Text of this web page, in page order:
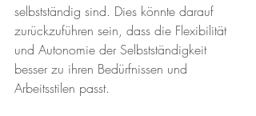
selbstständig sind. Dies könnte darauf
zurückzuführen sein, dass die Flexibilität
und Autonomie der Selbstständigkeit
besser zu ihren Bedürfnissen und
Arbeitsstilen passt​.